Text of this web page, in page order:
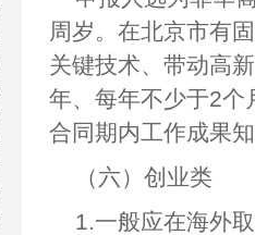
周岁。在北京市有
关键技术、带动高
年、每年不少于2个
合同期内工作成果
（六）创业类
1.一般应在海外